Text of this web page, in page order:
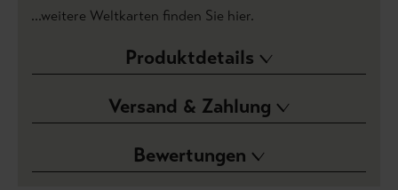
...weitere Weltkarten finden Sie hier.
Produktdetails
Versand & Zahlung
Bewertungen